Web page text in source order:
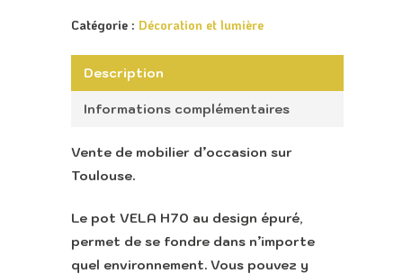
Catégorie : Décoration et lumière
Description
Informations complémentaires
Vente de mobilier d’occasion sur
Toulouse.
Le pot VELA H70 au design épuré,
permet de se fondre dans n’importe
quel environnement. Vous pouvez y